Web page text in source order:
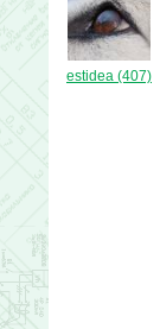
estidea (407)